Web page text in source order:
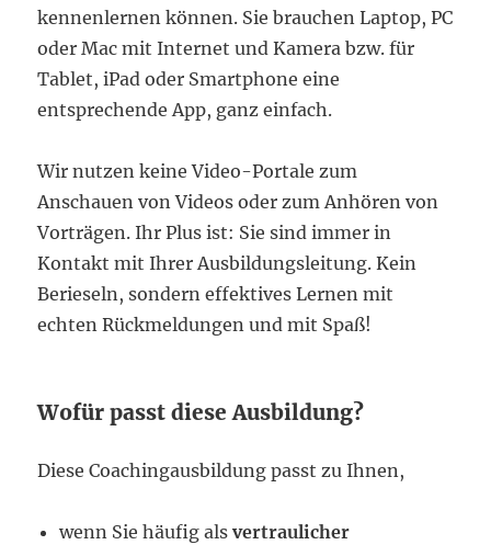
kennenlernen können. Sie brauchen Laptop, PC
oder Mac mit Internet und Kamera bzw. für
Tablet, iPad oder Smartphone eine
entsprechende App, ganz einfach.
Wir nutzen keine Video-Portale zum
Anschauen von Videos oder zum Anhören von
Vorträgen. Ihr Plus ist: Sie sind immer in
Kontakt mit Ihrer Ausbildungsleitung. Kein
Berieseln, sondern effektives Lernen mit
echten Rückmeldungen und mit Spaß!
Wofür passt diese Ausbildung?
Diese Coachingausbildung passt zu Ihnen,
wenn Sie häufig alsvertraulicher